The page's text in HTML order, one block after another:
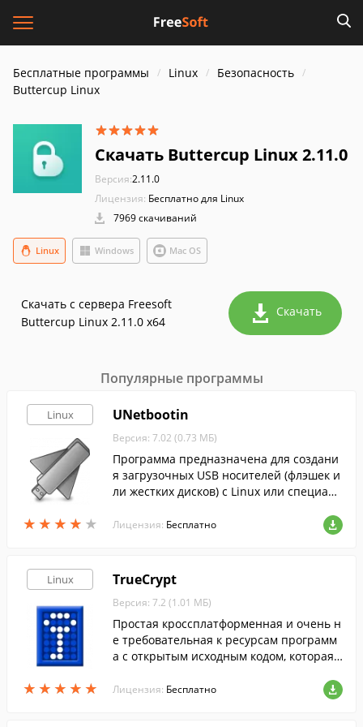
Бесплатные программы Linux
Безопасность
Buttercup Linux
Скачать Buttercup Linux 2.11.0
Версия:2.11.0
Лицензия: Бесплатно для Linux
7969 скачиваний
Windows Mac OS
Linux
Скачать с сервера Freesoft
Buttercup Linux 2.11.0 x64
Скачать
Популярные программы
Linux
★ ★ ★ ★ ★
★ ★ ★ ★ ★
UNetbootin
Версия: 7.02 (0.73 МБ)
Программа предназначена для создани
я загрузочных USB носителей (флэшек и
ли жестких дисков) с Linux или специаль
Лицензия: Бесплатно
Linux
★ ★ ★ ★ ★
★ ★ ★ ★ ★
TrueCrypt
Версия: 7.2 (1.01 МБ)
Простая кроссплатформенная и очень н
е требовательная к ресурсам программ
а с открытым исходным кодом, которая
Лицензия: Бесплатно